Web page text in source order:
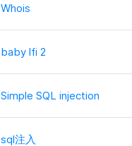
Whois
baby lfi 2
Simple SQL injection
sql注入